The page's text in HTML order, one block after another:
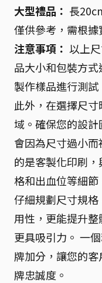
大型禮品： 長
僅供參考，需根
注意事項： 以上
品大小和包裝方式
製作樣品進行測試
此外，在選擇尺
域。確保您的設
會因為尺寸過小
的是客製化印刷
格和出血位等細節
仔細規劃尺寸規
用性，更能提升
更具吸引力。 一
牌加分，讓您的
牌忠誠度。